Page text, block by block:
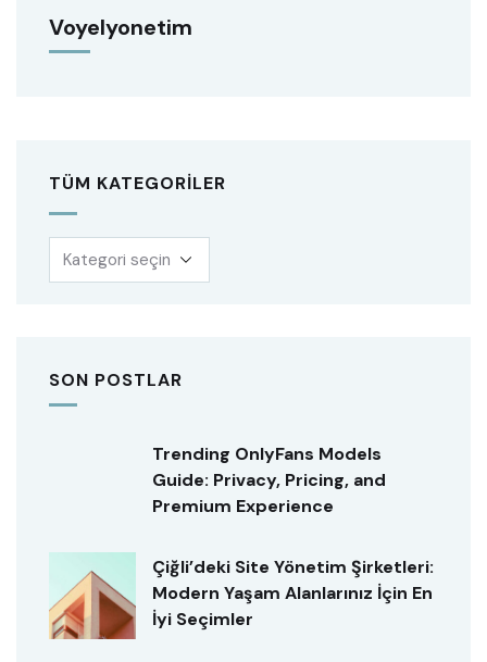
Voyelyonetim
TÜM KATEGORILER
SON POSTLAR
Trending OnlyFans Models
Guide: Privacy, Pricing, and
Premium Experience
Çiğli’deki Site Yönetim Şirketleri:
Modern Yaşam Alanlarınız İçin En
İyi Seçimler